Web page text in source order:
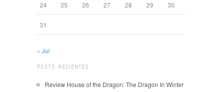
24 25 26 27 28 29 30
31
« Jul
POSTS RECIENTES
Review House of the Dragon: The Dragon In Winter